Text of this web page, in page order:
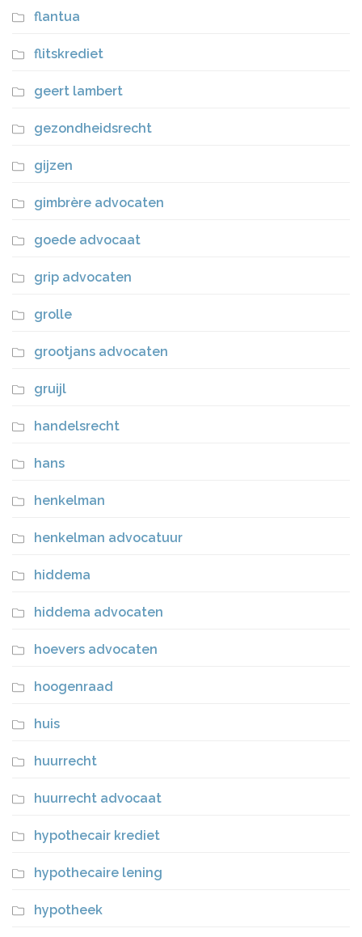
flantua
flitskrediet
geert lambert
gezondheidsrecht
gijzen
gimbrère advocaten
goede advocaat
grip advocaten
grolle
grootjans advocaten
gruijl
handelsrecht
hans
henkelman
henkelman advocatuur
hiddema
hiddema advocaten
hoevers advocaten
hoogenraad
huis
huurrecht
huurrecht advocaat
hypothecair krediet
hypothecaire lening
hypotheek